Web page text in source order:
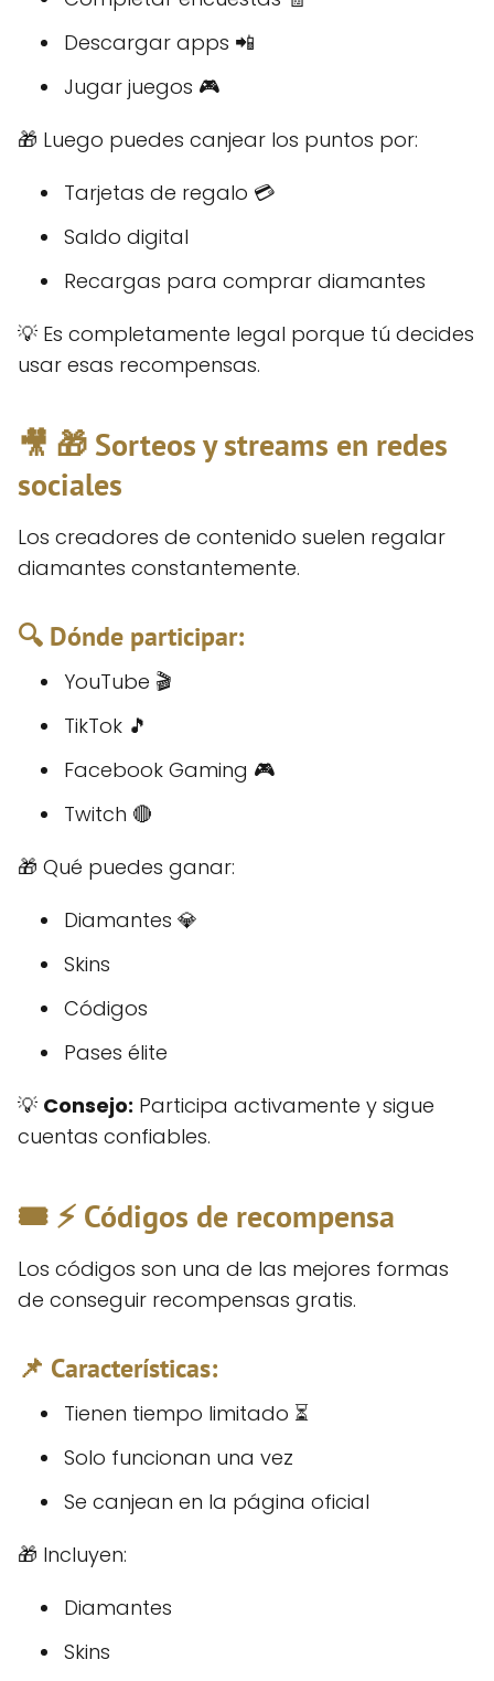
Descargar apps 📲
Jugar juegos 🎮
🎁 Luego puedes canjear los puntos por:
Tarjetas de regalo 💳
Saldo digital
Recargas para comprar diamantes
💡 Es completamente legal porque tú decides
usar esas recompensas.
🎥 🎁 Sorteos y streams en redes
sociales
Los creadores de contenido suelen regalar
diamantes constantemente.
🔍 Dónde participar:
YouTube 🎬
TikTok 🎵
Facebook Gaming 🎮
Twitch 🔴
🎁 Qué puedes ganar:
Diamantes 💎
Skins
Códigos
Pases élite
💡 Consejo: Participa activamente y sigue
cuentas confiables.
🎟️ ⚡ Códigos de recompensa
Los códigos son una de las mejores formas
de conseguir recompensas gratis.
📌 Características:
Tienen tiempo limitado ⏳
Solo funcionan una vez
Se canjean en la página oficial
🎁 Incluyen:
Diamantes
Skins